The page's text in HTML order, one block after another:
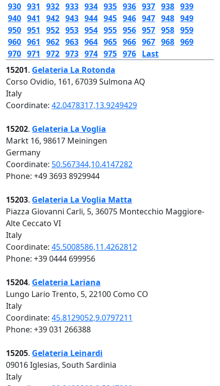
930 931 932 933 934 935 936 937 938 939
940 941 942 943 944 945 946 947 948 949
950 951 952 953 954 955 956 957 958 959
960 961 962 963 964 965 966 967 968 969
970 971 972 973 974 975 976 Last
15201. Gelateria La Rotonda
Corso Ovidio, 161, 67039 Sulmona AQ
Italy
Coordinate: 42.0478317,13.9249429
15202. Gelateria La Voglia
Markt 16, 98617 Meiningen
Germany
Coordinate: 50.567344,10.4147282
Phone: +49 3693 8929944
15203. Gelateria La Voglia Matta
Piazza Giovanni Carli, 5, 36075 Montecchio Maggiore-
Alte Ceccato VI
Italy
Coordinate: 45.5008586,11.4262812
Phone: +39 0444 699956
15204. Gelateria Lariana
Lungo Lario Trento, 5, 22100 Como CO
Italy
Coordinate: 45.8129052,9.0797211
Phone: +39 031 266388
15205. Gelateria Leinardi
09016 Iglesias, South Sardinia
Italy